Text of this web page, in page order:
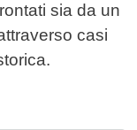
sia da un
casi